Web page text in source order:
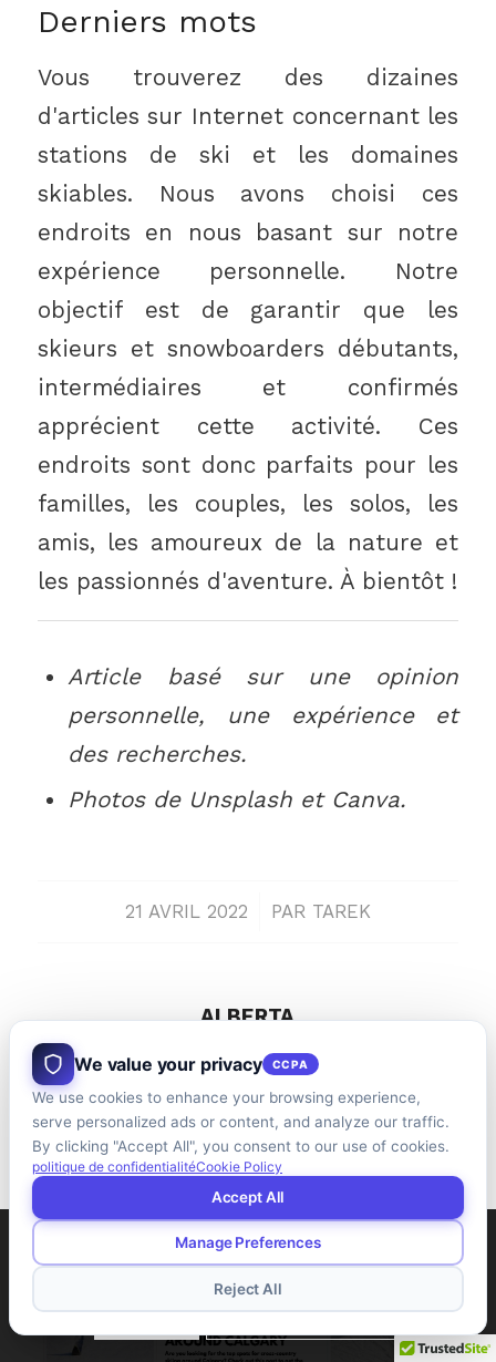
Derniers mots
Vous trouverez des dizaines
d'articles sur Internet concernant les
stations de ski et les domaines
skiables. Nous avons choisi ces
endroits en nous basant sur notre
expérience personnelle. Notre
objectif est de garantir que les
skieurs et snowboarders débutants,
intermédiaires et confirmés
apprécient cette activité. Ces
endroits sont donc parfaits pour les
familles, les couples, les solos, les
amis, les amoureux de la nature et
les passionnés d'aventure. À bientôt !
Article basé sur une opinion
personnelle, une expérience et
des recherches.
Photos de Unsplash et Canva.
21 AVRIL 2022
/ PAR TAREK
ALBERTA
MEILLEURS ENDROITS
POUR FAIRE DU SKI DE
FOND AUTOUR DE
CALGARY
Ce site utilise des cookies. En poursuivant votre navigation,
We value your privacy CCPA
We use cookies to enhance your browsing experience,
serve personalized ads or content, and analyze our traffic.
By clicking "Accept All", you consent to our use of cookies.
politique de confidentialitéCookie Policy
Accept All
Manage Preferences
Reject All